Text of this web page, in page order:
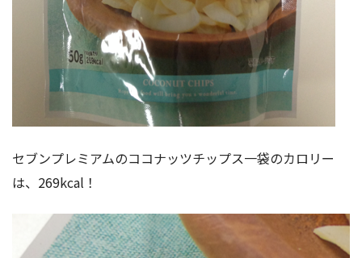
セブンプレミアムのココナッツチップス一袋のカロリー
は、269kcal！